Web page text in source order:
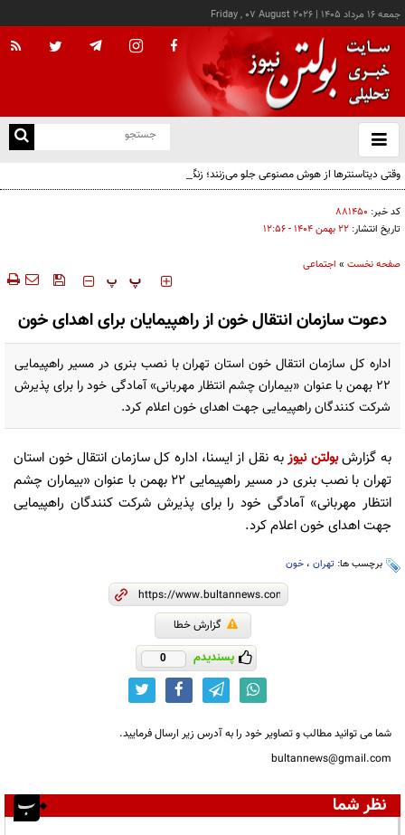
جمعه ۱۶ مرداد ۱۴۰۵ |
Friday , 07 August 2026
باز
و
وقتی دیتاسنترها از هوش مصنوعی جلو می‌زنند؛ زنگ خطر برای اقتصاد AI
کد خبر: ۸۸۱۴۵۰
تاریخ انتشار: ۲۲ بهمن ۱۴۰۴ - ۱۲:۵۶
صفحه نخست » اجتماعی
‍‍‍ پ پ
دعوت سازمان انتقال خون از راهپیمایان برای اهدای خون
اداره‌ کل سازمان انتقال خون استان تهران با نصب بنری در مسیر راهپیمایی
۲۲ بهمن با عنوان «بیماران چشم انتظار مهربانی» آمادگی خود را برای پذیرش
شرکت کنندگان راهپیمایی جهت اهدای خون اعلام کرد.
به گزارشبولتن نیوزبه نقل از ایسنا، اداره‌ کل سازمان انتقال خون استان
تهران با نصب بنری در مسیر راهپیمایی ۲۲ بهمن با عنوان «بیماران چشم
انتظار مهربانی» آمادگی خود را برای پذیرش شرکت کنندگان راهپیمایی
جهت اهدای خون اعلام کرد.
برچسب ها: تهران ، خون
گزارش خطا
پسندیدم 0
شما می توانید مطالب و تصاویر خود را به آدرس زیر ارسال فرمایید.
bultannews@gmail.com
نظر شما